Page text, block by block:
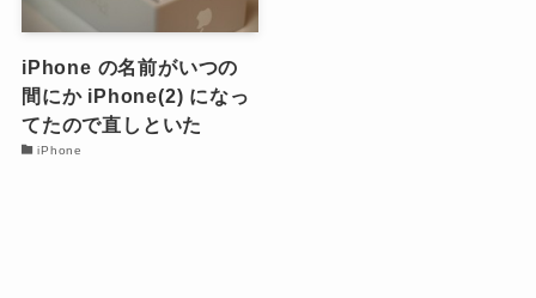
iPhone の名前がいつの
間にか iPhone(2) になっ
てたので直しといた
iPhone